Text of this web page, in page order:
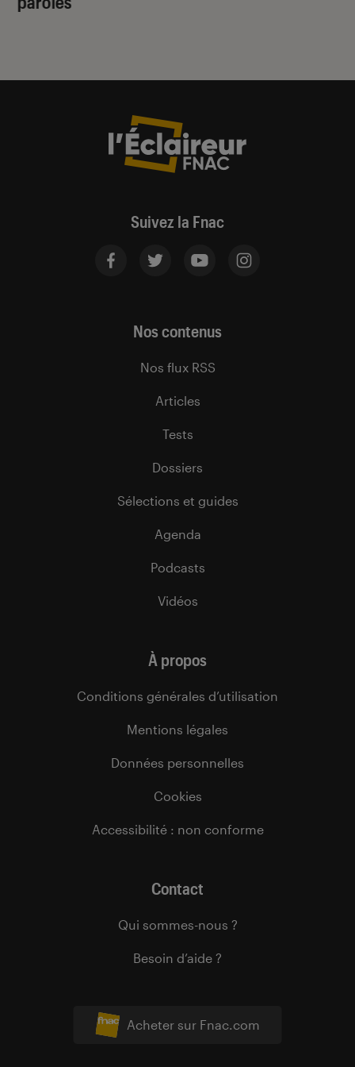
Suivez la Fnac
Acheter sur Fnac.com
Nos contenus
Nos flux RSS
Articles
Tests
Dossiers
Sélections et guides
Agenda
Podcasts
Vidéos
À propos
Conditions générales d’utilisation
Mentions légales
Données personnelles
Cookies
Accessibilité : non conforme
Contact
Qui sommes-nous ?
Besoin d’aide ?